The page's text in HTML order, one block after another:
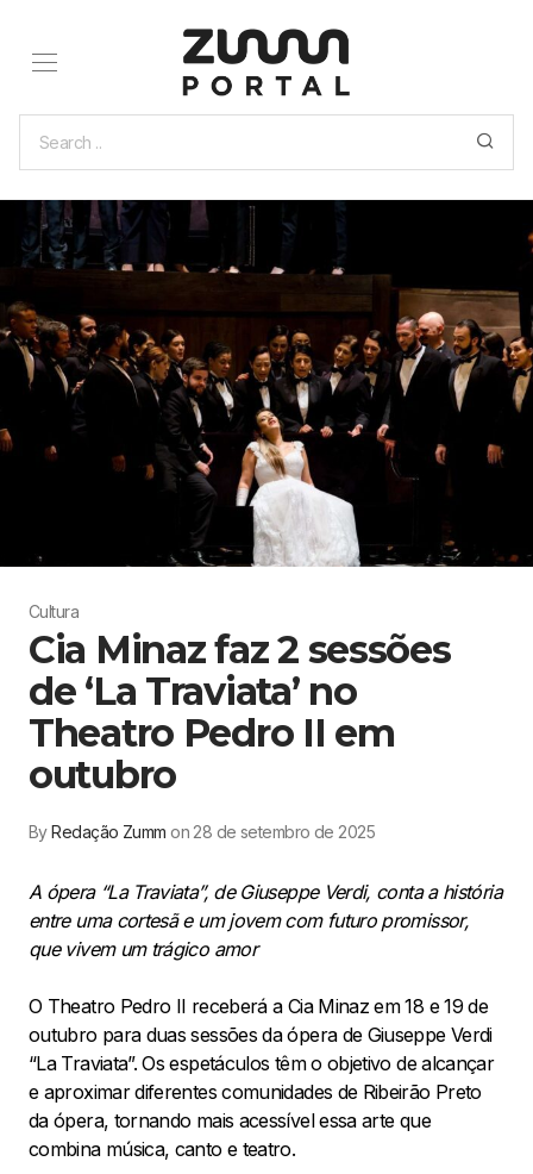
Cultura
Cia Minaz faz 2 sessões
de ‘La Traviata’ no
Theatro Pedro II em
outubro
ByRedação Zumm on 28 de setembro de 2025
A ópera “La Traviata”, de Giuseppe Verdi, conta a história
entre uma cortesã e um jovem com futuro promissor,
que vivem um trágico amor
O Theatro Pedro II receberá a Cia Minaz em 18 e 19 de
outubro para duas sessões da ópera de Giuseppe Verdi
“La Traviata”. Os espetáculos têm o objetivo de alcançar
e aproximar diferentes comunidades de Ribeirão Preto
da ópera, tornando mais acessível essa arte que
combina música, canto e teatro.